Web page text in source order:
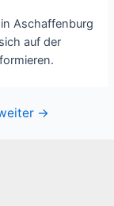
Aschaffenburg
auf der
→